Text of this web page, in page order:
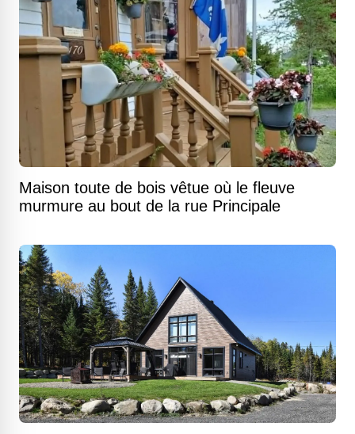
Maison toute de bois vêtue où le fleuve
murmure au bout de la rue Principale